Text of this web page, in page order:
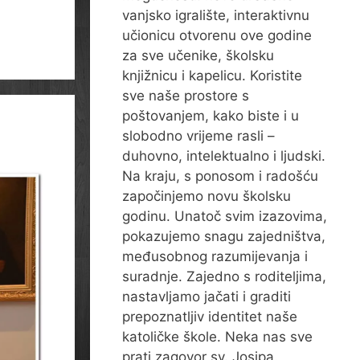
vanjsko igralište, interaktivnu
učionicu otvorenu ove godine
za sve učenike, školsku
knjižnicu i kapelicu. Koristite
sve naše prostore s
poštovanjem, kako biste i u
slobodno vrijeme rasli –
duhovno, intelektualno i ljudski.
Na kraju, s ponosom i radošću
započinjemo novu školsku
godinu. Unatoč svim izazovima,
pokazujemo snagu zajedništva,
međusobnog razumijevanja i
suradnje. Zajedno s roditeljima,
nastavljamo jačati i graditi
prepoznatljiv identitet naše
katoličke škole. Neka nas sve
prati zagovor sv. Josipa,